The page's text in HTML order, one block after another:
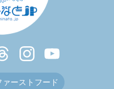
ァーストフード